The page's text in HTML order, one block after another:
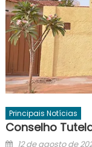
Principais Notícias
Conselho
Posted
12 de agosto de